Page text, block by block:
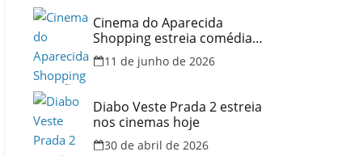
Cinema do Aparecida
Shopping estreia comédia
romântica ambientada na
Itália, hoje e lança promoção
11 de junho de 2026
Diabo Veste Prada 2 estreia
nos cinemas hoje
30 de abril de 2026